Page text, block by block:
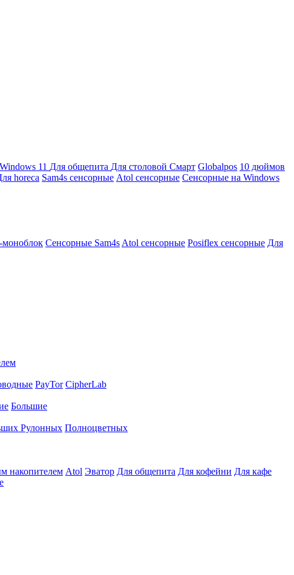
Windows 11 Для общепита Для столовой Смарт Globalpos 10 дюймов
horeca Sam4s сенсорные Atol сенсорные Сенсорные на Windows
Сенсорные Sam4s Atol сенсорные Posiflex сенсорные Для
PayTor CipherLab
Большие
Рулонных Полноцветных
накопителем Atol Эватор Для общепита Для кофейни Для кафе